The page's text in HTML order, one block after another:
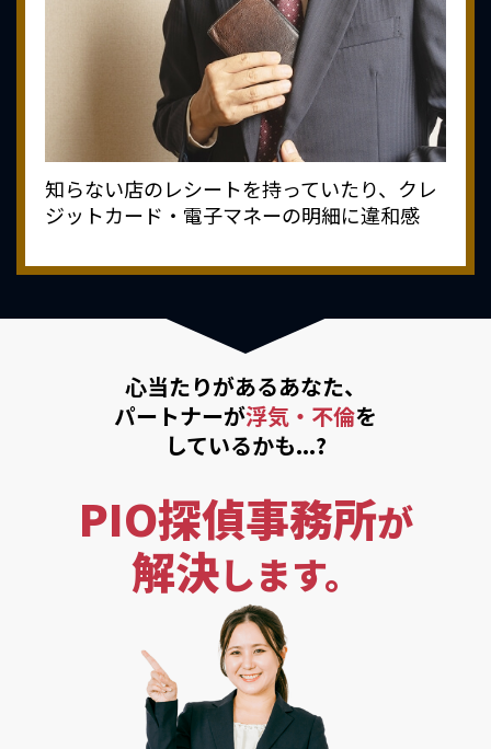
知らない店のレシートを持っていたり、クレ
ジットカード・電子マネーの明細に違和感
心当たりがあるあなた、
パートナーが浮気・不倫を
しているかも...?
PIO探偵事務所が
解決します。